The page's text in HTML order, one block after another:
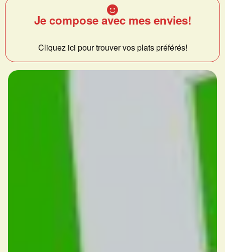
Je compose avec mes envies!
Cliquez ici pour trouver vos plats préférés!